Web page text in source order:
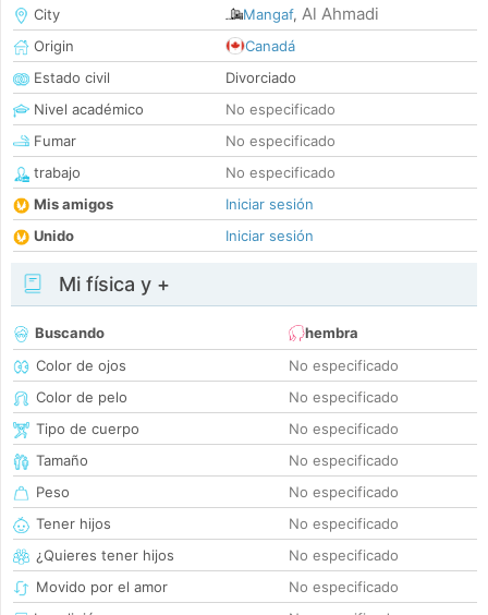
City
Mangaf, Al Ahmadi
Origin
Canadá
Estado civil
Divorciado
Nivel académico
No especificado
Fumar
No especificado
trabajo
No especificado
Mis amigos
Iniciar sesión
Unido
Iniciar sesión
Mi física y +
Buscando
hembra
Color de ojos
No especificado
Color de pelo
No especificado
Tipo de cuerpo
No especificado
Tamaño
No especificado
Peso
No especificado
Tener hijos
No especificado
¿Quieres tener hijos
No especificado
Movido por el amor
No especificado